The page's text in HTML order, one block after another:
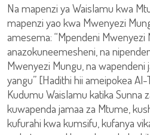
Na mapenzi ya Waislamu kwa
mapenzi yao kwa Mwenyezi
amesema: “Mpendeni
anazokuneemesheni, na
Mwenyezi Mungu, na
yangu” [Hadithi hii ameipokea
Kudumu Waislamu katika Sunna
kuwapenda jamaa za Mtume,
kufurahi kwa kumsifu, kufanya